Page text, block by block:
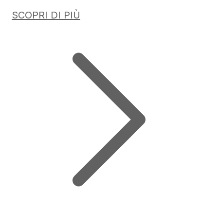
SCOPRI DI PIÙ